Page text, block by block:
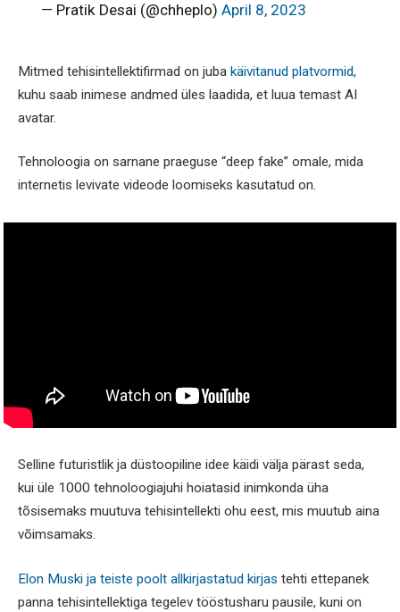
— Pratik Desai (@chheplo) April 8, 2023
Mitmed tehisintellektifirmad on juba käivitanud platvormid,
kuhu saab inimese andmed üles laadida, et luua temast AI
avatar.
Tehnoloogia on sarnane praeguse “deep fake” omale, mida
internetis levivate videode loomiseks kasutatud on.
Selline futuristlik ja düstoopiline idee käidi välja pärast seda,
kui üle 1000 tehnoloogiajuhi hoiatasid inimkonda üha
tõsisemaks muutuva tehisintellekti ohu eest, mis muutub aina
võimsamaks.
Elon Muski ja teiste poolt allkirjastatud kirjas tehti ettepanek
panna tehisintellektiga tegelev tööstusharu pausile, kuni on